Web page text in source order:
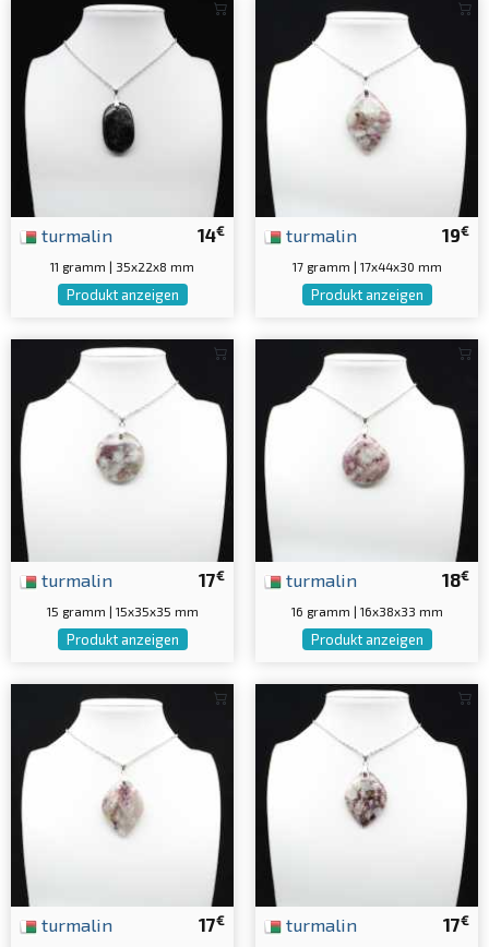
14€
turmalin
11 gramm | 35x22x8 mm
Produkt anzeigen
19€
turmalin
17 gramm | 17x44x30 mm
Produkt anzeigen
17€
turmalin
15 gramm | 15x35x35 mm
Produkt anzeigen
18€
turmalin
16 gramm | 16x38x33 mm
Produkt anzeigen
17€
turmalin 17€
turmalin